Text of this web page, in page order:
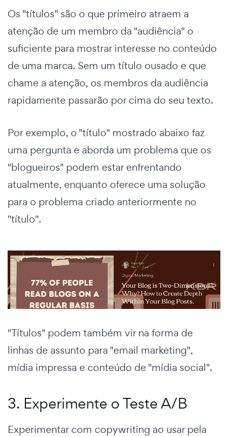
Os "títulos" são o que primeiro atraem a
atenção de um membro da "audiência" o
suficiente para mostrar interesse no conteúdo
de uma marca. Sem um título ousado e que
chame a atenção, os membros da audiência
rapidamente passarão por cima do seu texto.
Por exemplo, o "título" mostrado abaixo faz
uma pergunta e aborda um problema que os
"blogueiros" podem estar enfrentando
atualmente, enquanto oferece uma solução
para o problema criado anteriormente no
"título".
"Títulos" podem também vir na forma de
linhas de assunto para "email marketing",
mídia impressa e conteúdo de "mídia social".
3. Experimente o Teste A/B
Experimentar com copywriting ao usar pela